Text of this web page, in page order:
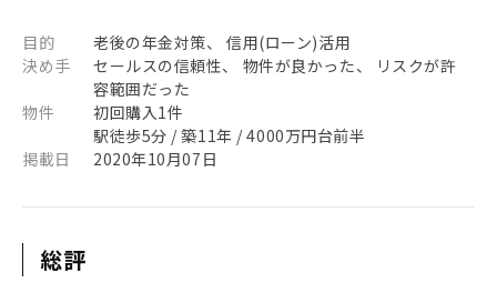
目的
老後の年金対策、 信用(ローン)活用
決め手
セールスの信頼性、 物件が良かった、 リスクが許
容範囲だった
物件
初回購入1件
駅徒歩5分 / 築11年 / 4000万円台前半
掲載日
2020年10月07日
総評